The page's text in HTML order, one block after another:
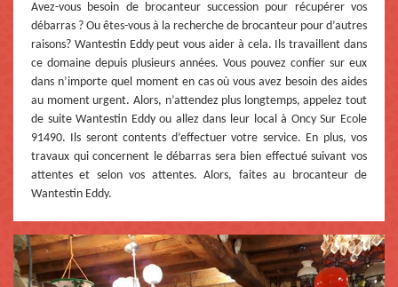
Avez-vous besoin de brocanteur succession pour récupérer vos
débarras ? Ou êtes-vous à la recherche de brocanteur pour d’autres
raisons? Wantestin Eddy peut vous aider à cela. Ils travaillent dans
ce domaine depuis plusieurs années. Vous pouvez confier sur eux
dans n’importe quel moment en cas où vous avez besoin des aides
au moment urgent. Alors, n’attendez plus longtemps, appelez tout
de suite Wantestin Eddy ou allez dans leur local à Oncy Sur Ecole
91490. Ils seront contents d’effectuer votre service. En plus, vos
travaux qui concernent le débarras sera bien effectué suivant vos
attentes et selon vos attentes. Alors, faites au brocanteur de
Wantestin Eddy.